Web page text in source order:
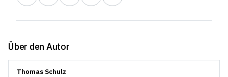
Über den Autor
Thomas Schulz